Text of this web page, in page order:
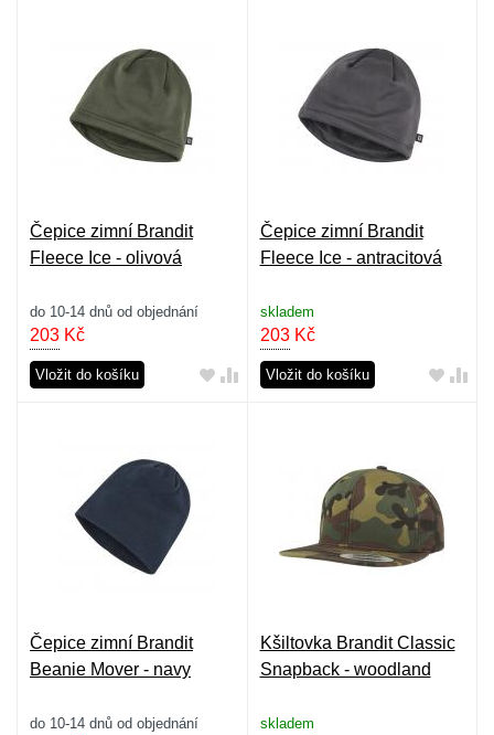
Čepice zimní Brandit
Fleece Ice - olivová
do 10-14 dnů od objednání
203 Kč
Vložit do košíku
Čepice zimní Brandit
Fleece Ice - antracitová
skladem
203Kč
Vložit do košíku
Čepice zimní Brandit
Beanie Mover - navy
do 10-14 dnů od objednání
Kšiltovka Brandit Classic
Snapback - woodland
skladem